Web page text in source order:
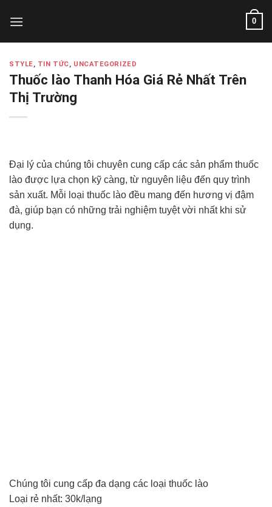
0
STYLE, TIN TỨC, UNCATEGORIZED
Thuốc lào Thanh Hóa Giá Rẻ Nhất Trên
Thị Trường
Đại lý của chúng tôi chuyên cung cấp các sản phẩm thuốc
lào được lựa chọn kỹ càng, từ nguyên liệu đến quy trình
sản xuất. Mỗi loại thuốc lào đều mang đến hương vị đậm
đà, giúp bạn có những trải nghiệm tuyệt vời nhất khi sử
dụng.
Chúng tôi cung cấp đa dạng các loại thuốc lào
Loại rẻ nhất: 30k/lạng